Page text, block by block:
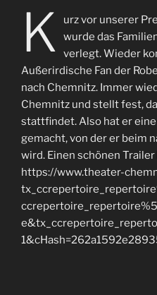
K
urz vor unserer
wurde das
verlegt. Wieder
Außerirdische Fan der
nach Chemnitz. Immer
Chemnitz und stellt fest,
stattfindet. Also hat er
gemacht, von der er beim
wird. Einen schönen
https://www.theater-